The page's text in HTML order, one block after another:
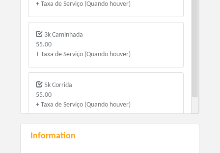
+ Taxa de Serviço (Quando houver)
3k Caminhada
55.00
+ Taxa de Serviço (Quando houver)
5k Corrida
55.00
+ Taxa de Serviço (Quando houver)
Information